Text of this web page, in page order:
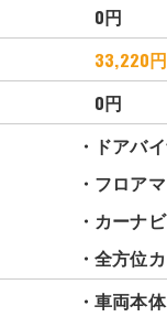
0円
33,220
0円
・ドアバ
・フロア
・カーナビ
・全方位
・車両本体